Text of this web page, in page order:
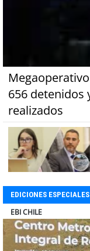
656 detenidos
realizados
EDICIONES ESPECIALES
SOPRAVAL